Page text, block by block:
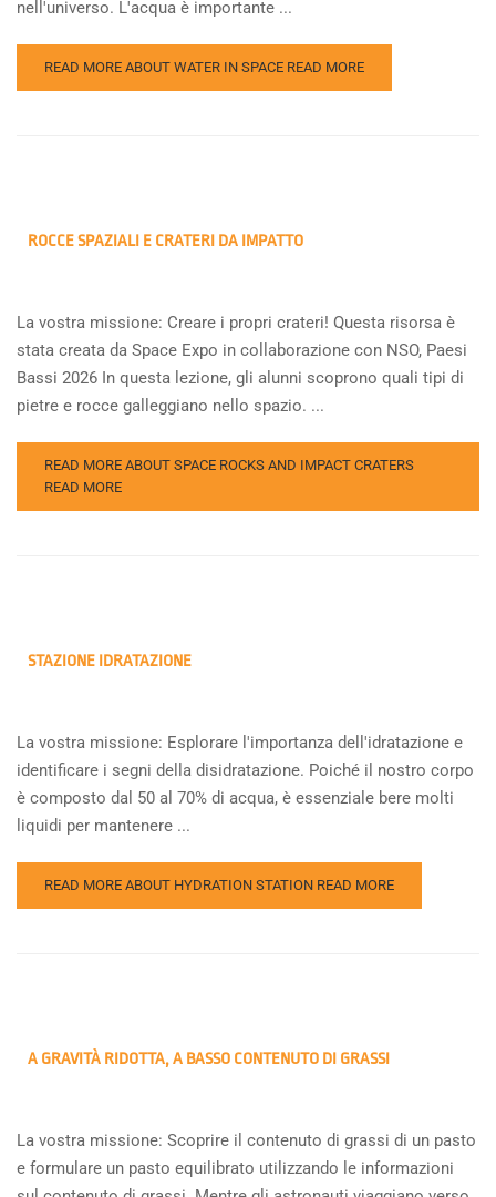
nell'universo. L'acqua è importante ...
READ MORE ABOUT WATER IN SPACE READ MORE
ROCCE SPAZIALI E CRATERI DA IMPATTO
La vostra missione: Creare i propri crateri! Questa risorsa è
stata creata da Space Expo in collaborazione con NSO, Paesi
Bassi 2026 In questa lezione, gli alunni scoprono quali tipi di
pietre e rocce galleggiano nello spazio. ...
READ MORE ABOUT SPACE ROCKS AND IMPACT CRATERS
READ MORE
STAZIONE IDRATAZIONE
La vostra missione: Esplorare l'importanza dell'idratazione e
identificare i segni della disidratazione. Poiché il nostro corpo
è composto dal 50 al 70% di acqua, è essenziale bere molti
liquidi per mantenere ...
READ MORE ABOUT HYDRATION STATION READ MORE
A GRAVITÀ RIDOTTA, A BASSO CONTENUTO DI GRASSI
La vostra missione: Scoprire il contenuto di grassi di un pasto
e formulare un pasto equilibrato utilizzando le informazioni